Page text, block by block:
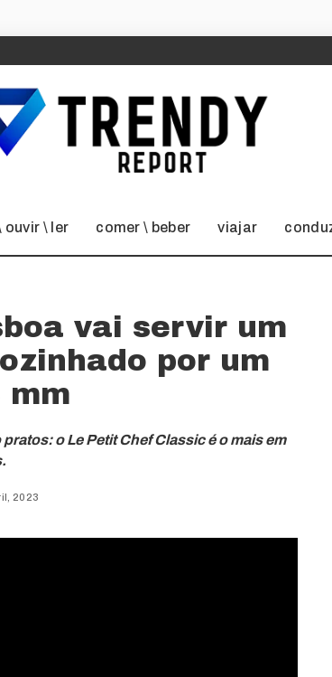
ouvir \ ler comer \ beber viajar
vai servir um
por um
mm
o Le Petit Chef Classic é o mais em
2023